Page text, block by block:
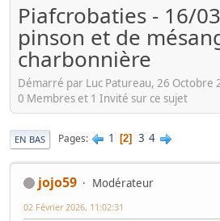
Piafcrobaties - 16/
pinson et de
charbonnière
Démarré par Luc Patureau, 26 Octobre
0 Membres et 1 Invité sur ce sujet
EN BAS Pages 1 2 3 4
jojo59
Modérateur
02 Février 2026, 11:02:31